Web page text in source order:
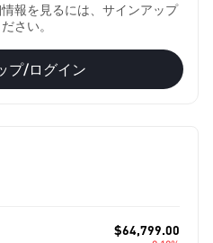
報を見るには、サインアップ
さい。
プ/ログイン
$64,799.00